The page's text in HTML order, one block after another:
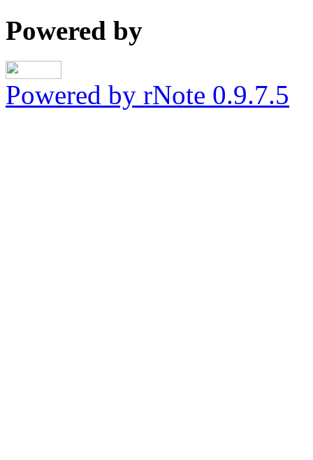
Powered by
Powered by rNote 0.9.7.5